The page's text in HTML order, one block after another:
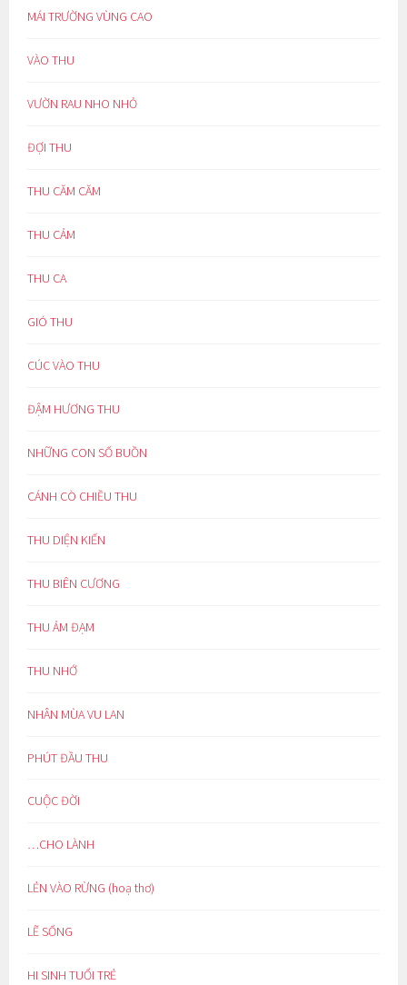
MÁI TRƯỜNG VÙNG CAO
VÀO THU
VƯỜN RAU NHO NHỎ
ĐỢI THU
THU CĂM CĂM
THU CẢM
THU CA
GIÓ THU
CÚC VÀO THU
ĐẬM HƯƠNG THU
NHỮNG CON SỐ BUỒN
CÁNH CÒ CHIỀU THU
THU DIỆN KIẾN
THU BIÊN CƯƠNG
THU ẢM ĐẠM
THU NHỚ
NHÂN MÙA VU LAN
PHÚT ĐẦU THU
CUỘC ĐỜI
…CHO LÀNH
LẺN VÀO RỪNG (hoạ thơ)
LẼ SỐNG
HI SINH TUỔI TRẺ